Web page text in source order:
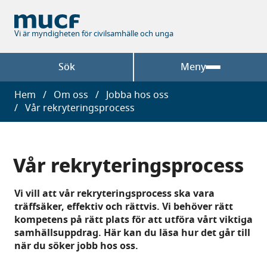
huvudinnehåll
Vi är myndigheten för civilsamhälle och unga
Sök Meny
Länkstig
Hem Om oss
Jobba hos oss
Vår rekryteringsprocess
Vår rekryteringsprocess
Vi vill att vår rekryteringsprocess ska vara
träffsäker, effektiv och rättvis. Vi behöver rätt
kompetens på rätt plats för att utföra vårt viktiga
samhällsuppdrag. Här kan du läsa hur det går till
när du söker jobb hos oss.